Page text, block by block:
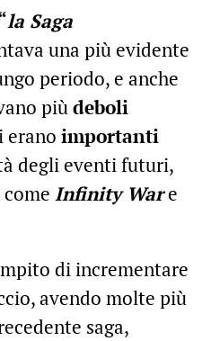
la Saga
una più evidente
periodo, e anche
più deboli
importanti
degli eventi futuri,
Infinity Ware
di incrementare
avendo molte più
saga,